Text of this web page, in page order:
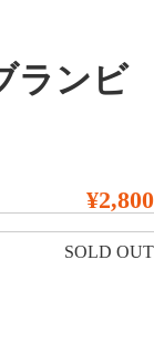
ランビ
¥2,800
SOLD OUT